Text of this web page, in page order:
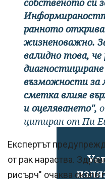
собственото си
ранното
жизненоважно.
валидно това,
възможности за
сметка влияе
и оцеляването",
цитиран от Пи
Експертът
от рак нараства.
рисърч" очаква около